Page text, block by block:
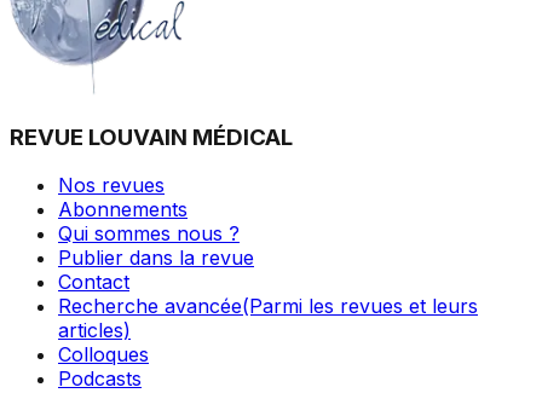
REVUE LOUVAIN MÉDICAL
Nos revues
Abonnements
Qui sommes nous ?
Publier dans la revue
Contact
Recherche avancée(Parmi les revues et leurs
articles)
Colloques
Podcasts